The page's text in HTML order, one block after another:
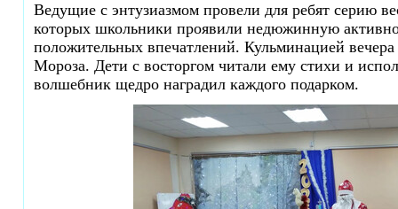
Ведущие с энтузиазмом провели для ребят серию
которых школьники проявили недюжинную
положительных впечатлений. Кульминацией
Мороза. Дети с восторгом читали ему стихи и
волшебник щедро наградил каждого подарком.